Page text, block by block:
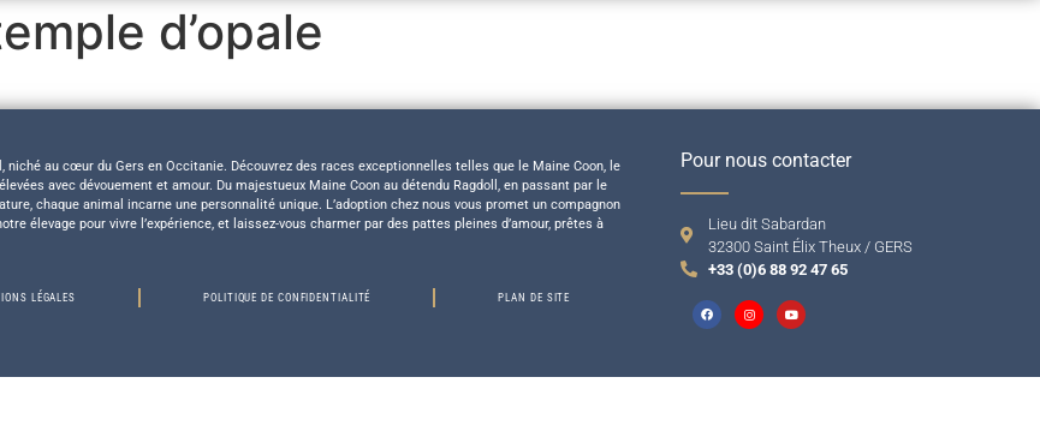
d’opale
niché au cœur du Gers en Occitanie. Découvrez des races exceptionnelles telles que le Maine Coon, le
avec dévouement et amour. Du majestueux Maine Coon au détendu Ragdoll, en passant par le
chaque animal incarne une personnalité unique. L’adoption chez nous vous promet un compagnon
élevage pour vivre l’expérience, et laissez-vous charmer par des pattes pleines d’amour, prêtes à
LÉGALES POLITIQUE DE CONFIDENTIALITÉ PLAN DE SITE
Pour nous contacter
Lieu dit Sabardan
32300 Saint Élix Theux / GERS
+33 (0)6 88 92 47 65